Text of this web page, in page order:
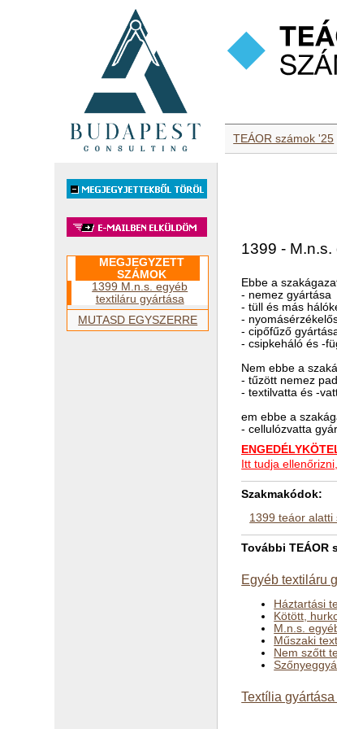
TEÁOR számok '25
MEGJEGYZETT
SZÁMOK
1399 M.n.s. egyéb
textiláru gyártása
MUTASD EGYSZERRE
1399 -
Ebbe a
- nemez gyártása
- tüll és más
-
- cipőfűző
- csipkeháló és -
Nem ebbe a
- tűzött nemez
- textilvatta és -
em ebbe a
- cellulózvatta
Itt tudja
Szakmakódok:
1399 teáor alatti
További TEÁOR
Egyéb textiláru
Háztartási
Kötött,
M.n.s.
Műszaki
Nem szőtt
Textília